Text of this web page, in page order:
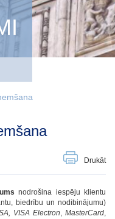
Drukāt
nodrošina iespēju klientu
biedrību un nodibinājumu)
VISA Electron,MasterCard,